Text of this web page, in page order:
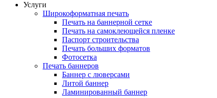
Услуги
Широкоформатная печать
Печать на баннерной сетке
Печать на самоклеющейся пленке
Паспорт строительства
Печать больших форматов
Фотосетка
Печать баннеров
Баннер с люверсами
Литой баннер
Ламинированный баннер